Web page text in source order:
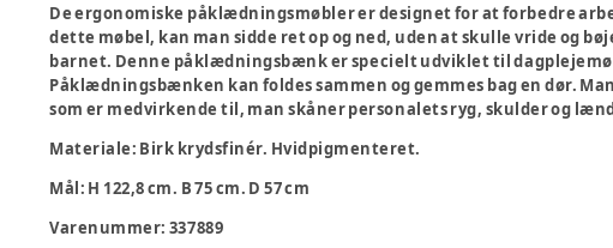
De ergonomiske påklædningsmøbler er designet for at forbedre
dette møbel, kan man sidde ret op og ned, uden at skulle vride og
barnet. Denne påklædningsbænk er specielt udviklet til
Påklædningsbænken kan foldes sammen og gemmes bag en dør.
som er medvirkende til, man skåner personalets ryg, skulder og
Materiale: Birk krydsfinér. Hvidpigmenteret.
Mål: H 122,8 cm. B 75 cm. D 57 cm
Varenummer: 337889